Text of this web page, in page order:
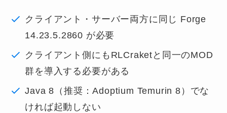
クライアント・サーバー両方に同じ Forge
14.23.5.2860 が必要
クライアント側にもRLCraketと同一のMOD
群を導入する必要がある
Java 8（推奨：Adoptium Temurin 8）でな
ければ起動しない